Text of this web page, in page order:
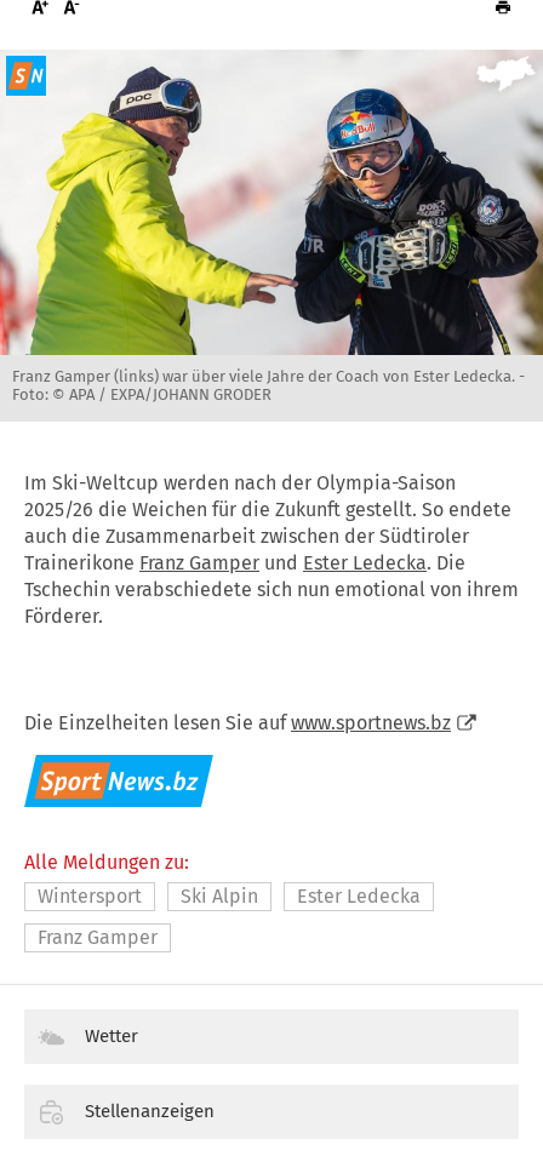
Franz Gamper (links) war über viele Jahre der Coach von Ester Ledecka. -
Foto: © APA / EXPA/JOHANN GRODER
Im Ski-Weltcup werden nach der Olympia-Saison
2025/26 die Weichen für die Zukunft gestellt. So endete
auch die Zusammenarbeit zwischen der Südtiroler
Trainerikone Franz Gamper und Ester Ledecka. Die
Tschechin verabschiedete sich nun emotional von ihrem
Förderer.
Die Einzelheiten lesen Sie aufwww.sportnews.bz
Alle Meldungen zu:
Wintersport
Ski Alpin
Ester Ledecka
Franz Gamper
Wetter
Stellenanzeigen